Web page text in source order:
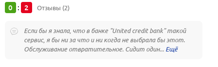
0 : 2 Отзывы (2)
Если бы я знала, что в банке "United credit bank" такой
сервис, я бы ни за что и ни когда не выбрала бы этот.
Обслуживание отвратительное. Сидит один...